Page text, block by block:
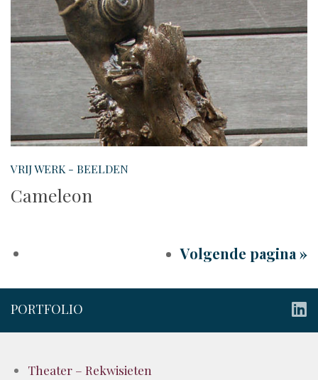
VRIJ WERK - BEELDEN
Cameleon
Volgende pagina »
PORTFOLIO
Theater – Rekwisieten